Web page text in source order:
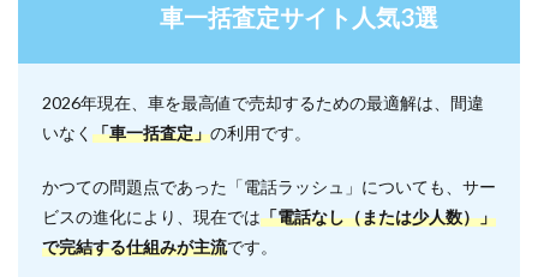
車一括査定サイト人気3選
2026年現在、車を最高値で売却するための最適解は、間違
いなく 「車一括査定」の利用です。
かつての問題点であった「電話ラッシュ」についても、サー
ビスの進化により、現在では「電話なし（または少人数）」
で完結する仕組みが主流です。